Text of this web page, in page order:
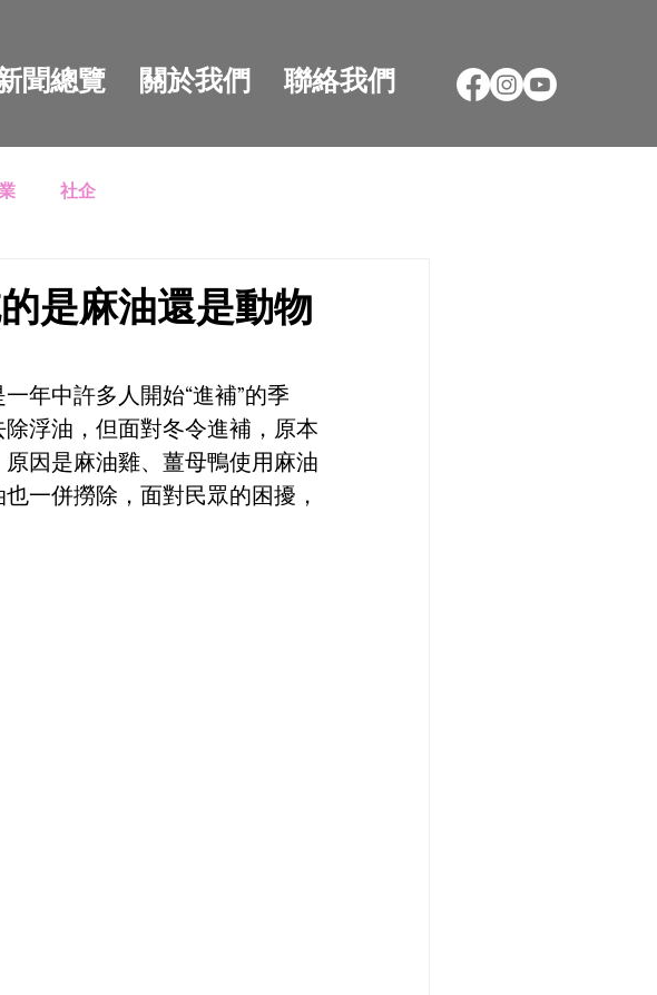
聞總覽 關於我們 聯絡我們
社企
是麻油還是動物
年中許多人開始“進補”的季
浮油，但面對冬令進補，原本
因是麻油雞、薑母鴨使用麻油
一併撈除，面對民眾的困擾，